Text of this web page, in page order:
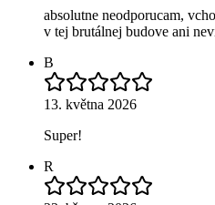
absolutne neodporucam,
v tej brutálnej budove ani
B
13. května 2026
Super!
R